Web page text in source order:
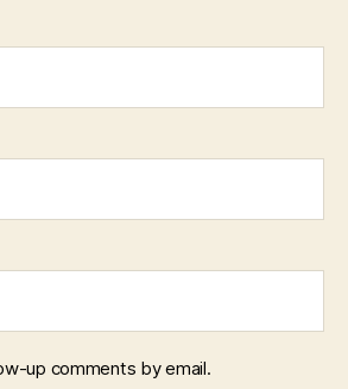
up comments by email.